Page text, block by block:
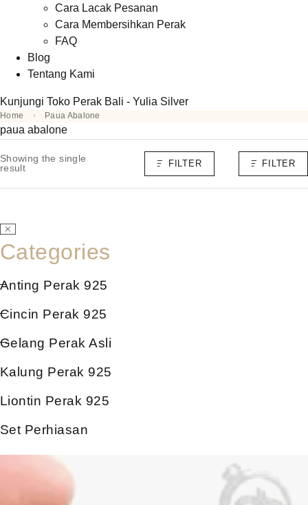
Cara Lacak Pesanan
Cara Membersihkan Perak
FAQ
Blog
Tentang Kami
Kunjungi Toko Perak Bali - Yulia Silver
Home Paua Abalone
paua abalone
Showing the single
result
FILTER FILTER
Categories
Anting Perak 925
Cincin Perak 925
Gelang Perak Asli
Kalung Perak 925
Liontin Perak 925
Set Perhiasan